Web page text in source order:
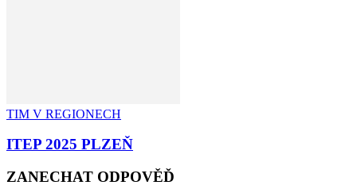
TIM V REGIONECH
ITEP 2025 PLZEŇ
ZANECHAT ODPOVĚĎ